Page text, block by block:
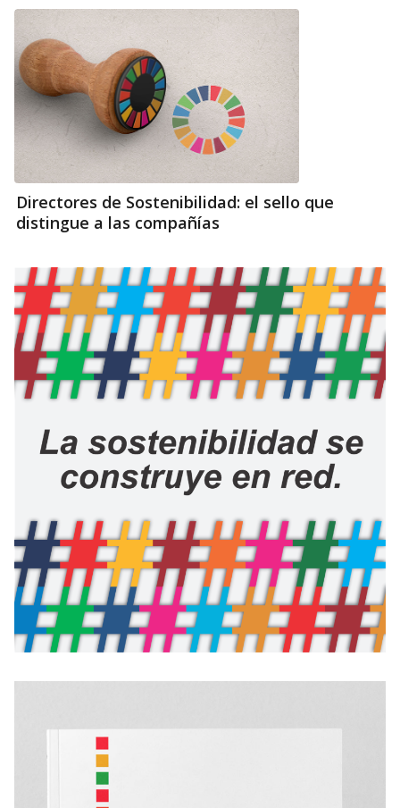
Directores de Sostenibilidad: el sello que
distingue a las compañías